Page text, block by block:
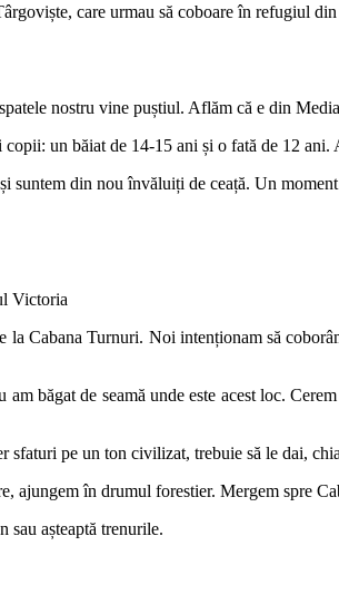
care urmau să coboare în refugiul
nostru vine puștiul. Aflăm că e din
un băiat de 14-15 ani și o fată de 12
suntem din nou învăluiți de ceață. Un
Victoria
la Cabana Turnuri. Noi intenționam să
băgat de seamă unde este acest loc.
pe un ton civilizat, trebuie să le dai,
ajungem în drumul forestier. Mergem spre
sau așteaptă trenurile.